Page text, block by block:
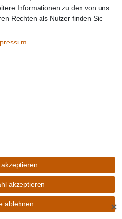
Lieferzeit 1-2 Tage**
€ *
anzeigen
Lieferzeit 1-2 Tage**
Informationen zu den von uns
Rechten als Nutzer finden Sie
akzeptieren
akzeptieren
ablehnen ✕